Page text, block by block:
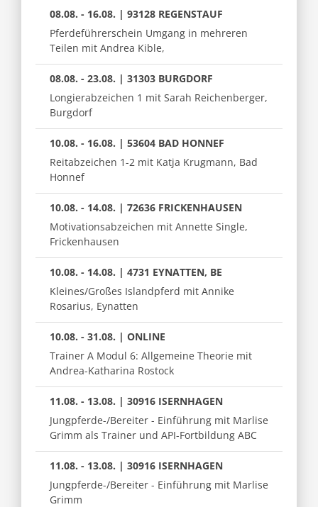
08.08. - 16.08. | 93128 REGENSTAUF
Pferdeführerschein Umgang in mehreren
Teilen mit Andrea Kible,
08.08. - 23.08. | 31303 BURGDORF
Longierabzeichen 1 mit Sarah Reichenberger,
Burgdorf
10.08. - 16.08. | 53604 BAD HONNEF
Reitabzeichen 1-2 mit Katja Krugmann, Bad
Honnef
10.08. - 14.08. | 72636 FRICKENHAUSEN
Motivationsabzeichen mit Annette Single,
Frickenhausen
10.08. - 14.08. | 4731 EYNATTEN, BE
Kleines/Großes Islandpferd mit Annike
Rosarius, Eynatten
10.08. - 31.08. | ONLINE
Trainer A Modul 6: Allgemeine Theorie mit
Andrea-Katharina Rostock
11.08. - 13.08. | 30916 ISERNHAGEN
Jungpferde-/Bereiter - Einführung mit Marlise
Grimm als Trainer und API-Fortbildung ABC
11.08. - 13.08. | 30916 ISERNHAGEN
Jungpferde-/Bereiter - Einführung mit Marlise
Grimm